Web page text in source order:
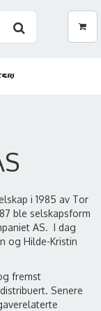
i 1985 av Tor
ble selskapsform
AS. I dag
og Hilde-Kristin
fremst
Senere